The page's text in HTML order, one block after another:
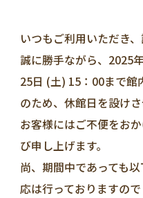
いつもご利用いただき
誠に勝手ながら、2025
25日 (土) 15：00まで館
のため、休館日を設けさ
お客様にはご不便をお
び申し上げます。
尚、期間中であっても
応は行っておりますので